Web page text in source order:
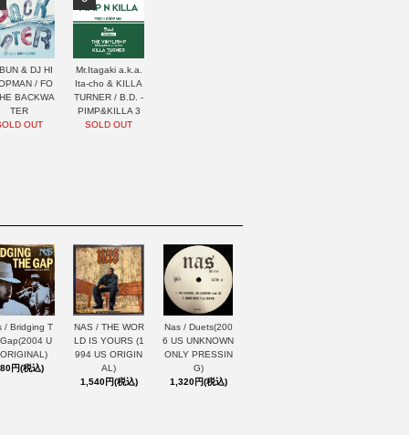
& DJ HI
/ FO
BACKWA
TER
OUT
Mr.Itagaki a.k.a.
Ita-cho & KILLA
TURNER / B.D. -
PIMP&KILLA 3
SOLD OUT
/ Bridging T
U
円(税込)
NAS / THE WOR
LD IS YOURS (1
994 US ORIGIN
AL)
1,540円(税込)
Nas / Duets(200
6 US UNKNOWN
ONLY PRESSIN
G)
1,320円(税込)